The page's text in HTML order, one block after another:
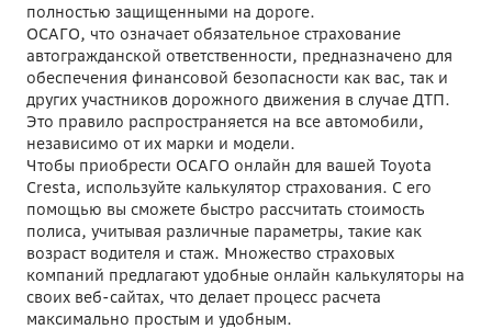
полностью защищенными на дороге.
ОСАГО, что означает обязательное страхование
автогражданской ответственности, предназначено для
обеспечения финансовой безопасности как вас, так и
других участников дорожного движения в случае ДТП.
Это правило распространяется на все автомобили,
независимо от их марки и модели.
Чтобы приобрести ОСАГО онлайн для вашей Toyota
Cresta, используйте калькулятор страхования. С его
помощью вы сможете быстро рассчитать стоимость
полиса, учитывая различные параметры, такие как
возраст водителя и стаж. Множество страховых
компаний предлагают удобные онлайн калькуляторы на
своих веб-сайтах, что делает процесс расчета
максимально простым и удобным.